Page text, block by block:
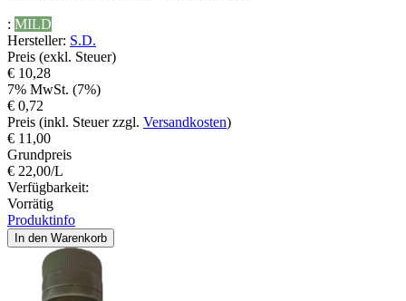
: MILD
Hersteller: S.D.
Preis (exkl. Steuer)
€ 10,28
7% MwSt. (7%)
€ 0,72
Preis (inkl. Steuer zzgl. Versandkosten)
€ 11,00
Grundpreis
€ 22,00/L
Verfügbarkeit:
Vorrätig
Produktinfo
In den Warenkorb